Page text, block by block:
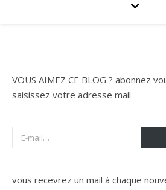
VOUS AIMEZ CE BLOG ? abonnez
saisissez votre adresse mail
vous recevrez un mail à chaque